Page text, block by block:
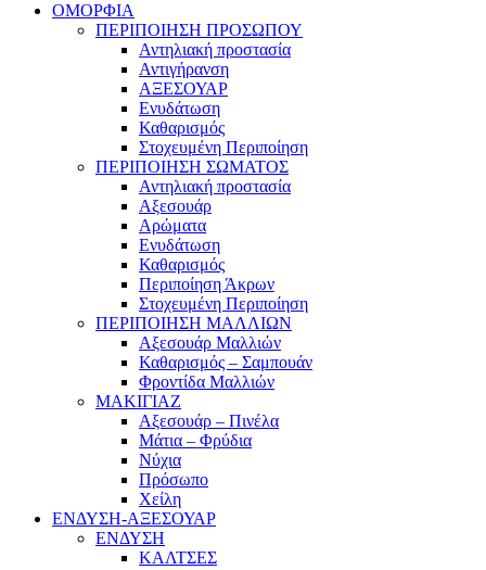
ΟΜΟΡΦΙΑ
ΠΕΡΙΠΟΙΗΣΗ ΠΡΟΣΩΠΟΥ
Αντηλιακή προστασία
Αντιγήρανση
ΑΞΕΣΟΥΑΡ
Ενυδάτωση
Καθαρισμός
Στοχευμένη Περιποίηση
ΠΕΡΙΠΟΙΗΣΗ ΣΩΜΑΤΟΣ
Αντηλιακή προστασία
Αξεσουάρ
Αρώματα
Ενυδάτωση
Καθαρισμός
Περιποίηση Άκρων
Στοχευμένη Περιποίηση
ΠΕΡΙΠΟΙΗΣΗ ΜΑΛΛΙΩΝ
Αξεσουάρ Μαλλιών
Καθαρισμός – Σαμπουάν
Φροντίδα Μαλλιών
ΜΑΚΙΓΙΑΖ
Αξεσουάρ – Πινέλα
Μάτια – Φρύδια
Νύχια
Πρόσωπο
Χείλη
ΕΝΔΥΣΗ-ΑΞΕΣΟΥΑΡ
ΕΝΔΥΣΗ
ΚΑΛΤΣΕΣ